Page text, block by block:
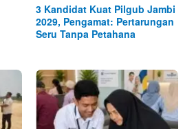
3 Kandidat Kuat Pilgub Jambi
2029, Pengamat: Pertarungan
Seru Tanpa Petahana